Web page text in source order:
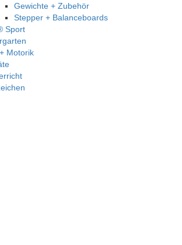
Gewichte + Zubehör
Stepper + Balanceboards
Sport
Motorik